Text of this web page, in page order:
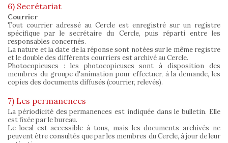
6) Secrétariat
Courrier
Tout courrier adressé au Cercle est enregistré sur un registre
spécifique par le secrétaire du Cercle, puis réparti entre les
responsables concernés.
La nature et la date de la réponse sont notées sur le même registre
et le double des différents courriers est archivé au Cercle.
Photocopieuses : les photocopieuses sont à disposition des
membres du groupe d'animation pour effectuer, à la demande, les
copies des documents diffusés (courrier, relevés).
7) Les permanences
La périodicité des permanences est indiquée dans le bulletin. Elle
est fixée par le bureau.
Le local est accessible à tous, mais les documents archivés ne
peuvent être consultés que par les membres du Cercle, à jour de leur